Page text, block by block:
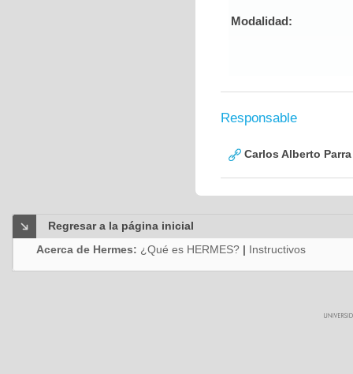
Modalidad:
Responsable
Carlos Alberto
Regresar a la página inicial
Acerca de Hermes: ¿Qué es HERMES? | Instructivos